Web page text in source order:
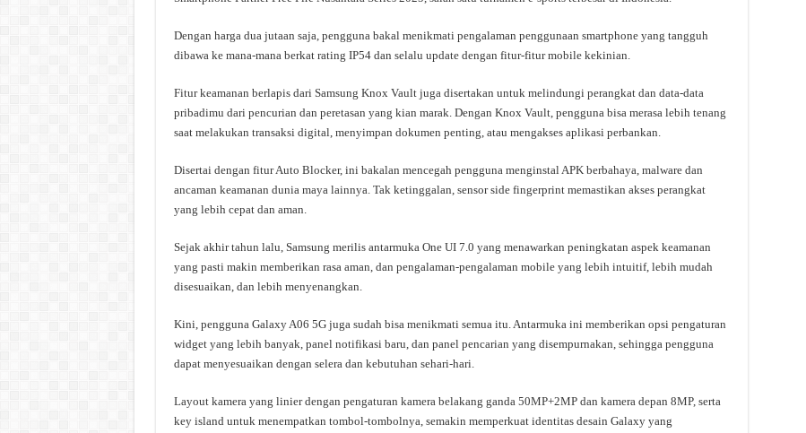
Dengan harga dua jutaan saja, pengguna bakal menikmati pengalaman penggunaan smartphone yang tangguh
dibawa ke mana-mana berkat rating IP54 dan selalu update dengan fitur-fitur mobile kekinian.
Fitur keamanan berlapis dari Samsung Knox Vault juga disertakan untuk melindungi perangkat dan data-data
pribadimu dari pencurian dan peretasan yang kian marak. Dengan Knox Vault, pengguna bisa merasa lebih tenang
saat melakukan transaksi digital, menyimpan dokumen penting, atau mengakses aplikasi perbankan.
Disertai dengan fitur Auto Blocker, ini bakalan mencegah pengguna menginstal APK berbahaya, malware dan
ancaman keamanan dunia maya lainnya. Tak ketinggalan, sensor side fingerprint memastikan akses perangkat
yang lebih cepat dan aman.
Sejak akhir tahun lalu, Samsung merilis antarmuka One UI 7.0 yang menawarkan peningkatan aspek keamanan
yang pasti makin memberikan rasa aman, dan pengalaman-pengalaman mobile yang lebih intuitif, lebih mudah
disesuaikan, dan lebih menyenangkan.
Kini, pengguna Galaxy A06 5G juga sudah bisa menikmati semua itu. Antarmuka ini memberikan opsi pengaturan
widget yang lebih banyak, panel notifikasi baru, dan panel pencarian yang disempurnakan, sehingga pengguna
dapat menyesuaikan dengan selera dan kebutuhan sehari-hari.
Layout kamera yang linier dengan pengaturan kamera belakang ganda 50MP+2MP dan kamera depan 8MP, serta
key island untuk menempatkan tombol-tombolnya, semakin memperkuat identitas desain Galaxy yang